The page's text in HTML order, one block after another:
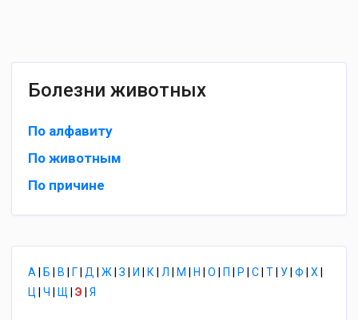
Болезни животных
По алфавиту
По животным
По причине
А Б В Г Д Ж З И К Л М Н О П Р С Т У Ф Х
Ц
Ч Щ Э Я